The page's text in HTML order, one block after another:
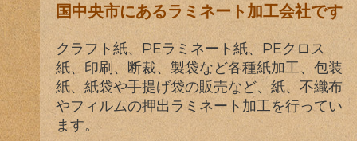
国中央市にあるラミネート加工会社です
クラフト紙、PEラミネート紙、PEクロス
紙、印刷、断裁、製袋など各種紙加工、包装
紙、紙袋や手提げ袋の販売など、紙、不織布
やフィルムの押出ラミネート加工を行ってい
ます。